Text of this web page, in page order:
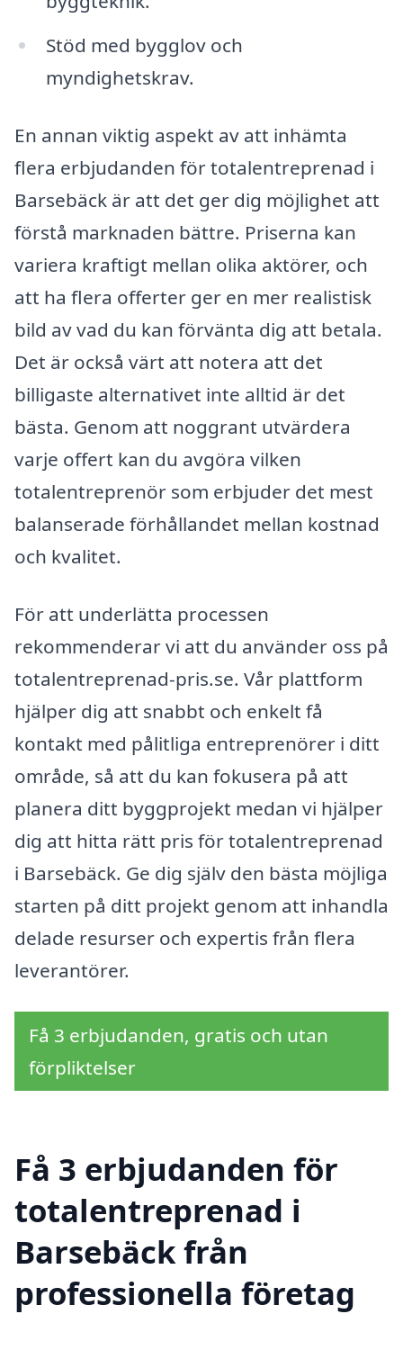
Stöd med bygglov och
myndighetskrav.
En annan viktig aspekt av att inhämta
flera erbjudanden för totalentreprenad i
Barsebäck är att det ger dig möjlighet att
förstå marknaden bättre. Priserna kan
variera kraftigt mellan olika aktörer, och
att ha flera offerter ger en mer realistisk
bild av vad du kan förvänta dig att betala.
Det är också värt att notera att det
billigaste alternativet inte alltid är det
bästa. Genom att noggrant utvärdera
varje offert kan du avgöra vilken
totalentreprenör som erbjuder det mest
balanserade förhållandet mellan kostnad
och kvalitet.
För att underlätta processen
rekommenderar vi att du använder oss på
totalentreprenad-pris.se. Vår plattform
hjälper dig att snabbt och enkelt få
kontakt med pålitliga entreprenörer i ditt
område, så att du kan fokusera på att
planera ditt byggprojekt medan vi hjälper
dig att hitta rätt pris för totalentreprenad
i Barsebäck. Ge dig själv den bästa möjliga
starten på ditt projekt genom att inhandla
delade resurser och expertis från flera
leverantörer.
Få 3 erbjudanden, gratis och utan
förpliktelser
Få 3 erbjudanden för
totalentreprenad i
Barsebäck från
professionella företag